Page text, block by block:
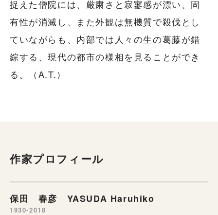
捉えた僧院には、厳粛さと寂寥感が漂い、固
有性が消滅し、また外観は無機質で殺伐とし
ていながらも、内部では人々の生の葛藤が錯
綜する、現代の都市の様相を見ることができ
る。（A.T.）
作家プロフィール
保田 春彦 YASUDA Haruhiko
1930-2018